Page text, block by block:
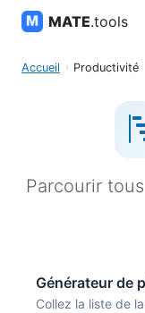
MATE.tools
Accueil Productivité
Parcourir
Générateur de
Collez la liste de